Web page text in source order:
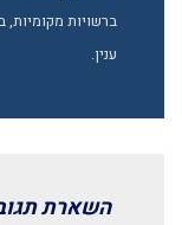
ברשויות
ענין.
השארת